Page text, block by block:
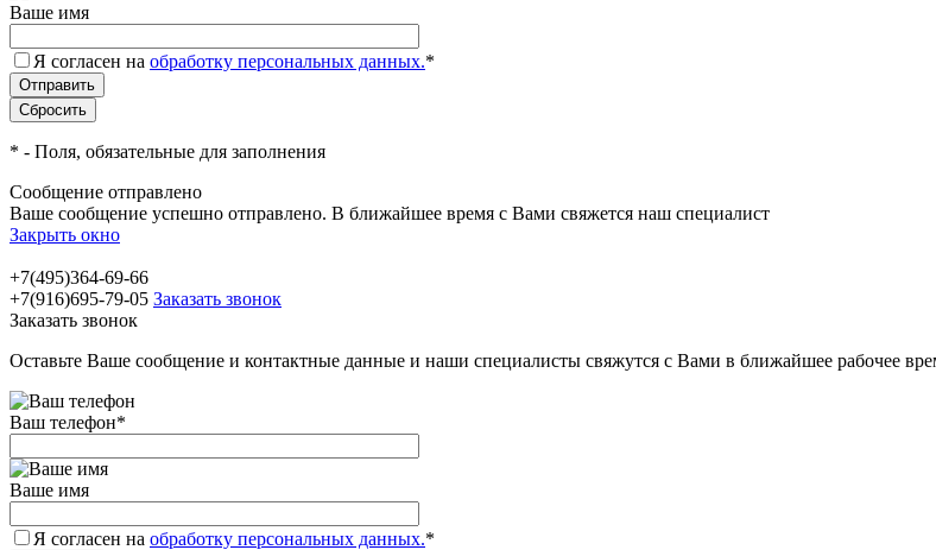
Ваше имя
Я согласен на обработку персональных данных.*
* - Поля, обязательные для заполнения
Сообщение отправлено
Ваше сообщение успешно отправлено. В ближайшее время с Вами свяжется наш специалист
Закрыть окно
+7(495)364-69-66
+7(916)695-79-05 Заказать звонок
Заказать звонок
Оставьте Ваше сообщение и контактные данные и наши специалисты свяжутся с Вами в ближайшее рабочее
Ваш телефон*
Ваше имя
Я согласен на обработку персональных данных.*